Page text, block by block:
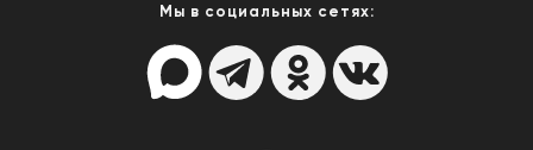
Мы в социальных сетях: